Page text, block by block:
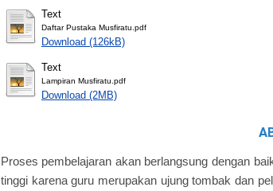
Text
Daftar Pustaka Musfiratu.pdf
Download (126kB)
Text
Lampiran Musfiratu.pdf
Download (2MB)
Proses pembelajaran akan berlangsung dengan
tinggi karena guru merupakan ujung tombak dan